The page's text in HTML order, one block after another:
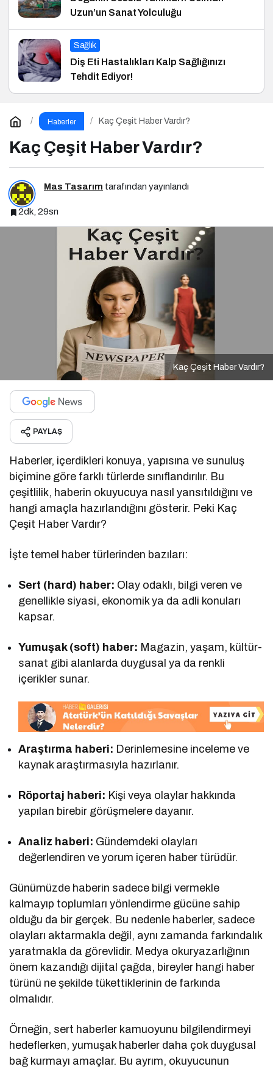
Uzun’un Sanat Yolculuğu
Sağlık
Diş Eti Hastalıkları Kalp Sağlığınızı
Tehdit Ediyor!
Haberler Kaç Çeşit Haber Vardır?
Kaç Çeşit Haber Vardır?
Mas Tasarım tarafından yayınlandı
2dk, 29sn
Kaç Çeşit Haber Vardır?
PAYLAŞ
Haberler, içerdikleri konuya, yapısına ve sunuluş
biçimine göre farklı türlerde sınıflandırılır. Bu
çeşitlilik, haberin okuyucuya nasıl yansıtıldığını ve
hangi amaçla hazırlandığını gösterir. Peki Kaç
Çeşit Haber Vardır?
İşte temel haber türlerinden bazıları:
Sert (hard) haber: Olay odaklı, bilgi veren ve
genellikle siyasi, ekonomik ya da adli konuları
kapsar.
Yumuşak (soft) haber: Magazin, yaşam, kültür-
sanat gibi alanlarda duygusal ya da renkli
içerikler sunar.
Araştırma haberi: Derinlemesine inceleme ve
kaynak araştırmasıyla hazırlanır.
Röportaj haberi: Kişi veya olaylar hakkında
yapılan birebir görüşmelere dayanır.
Analiz haberi: Gündemdeki olayları
değerlendiren ve yorum içeren haber türüdür.
Günümüzde haberin sadece bilgi vermekle
kalmayıp toplumları yönlendirme gücüne sahip
olduğu da bir gerçek. Bu nedenle haberler, sadece
olayları aktarmakla değil, aynı zamanda farkındalık
yaratmakla da görevlidir. Medya okuryazarlığının
önem kazandığı dijital çağda, bireyler hangi haber
türünü ne şekilde tükettiklerinin de farkında
olmalıdır.
Örneğin, sert haberler kamuoyunu bilgilendirmeyi
hedeflerken, yumuşak haberler daha çok duygusal
bağ kurmayı amaçlar. Bu ayrım, okuyucunun